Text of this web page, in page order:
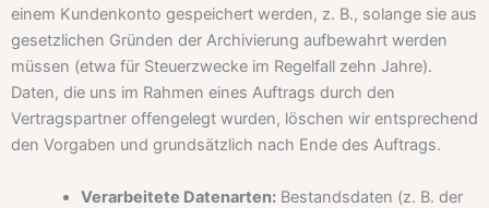
einem Kundenkonto gespeichert werden, z. B., solange sie aus
gesetzlichen Gründen der Archivierung aufbewahrt werden
müssen (etwa für Steuerzwecke im Regelfall zehn Jahre).
Daten, die uns im Rahmen eines Auftrags durch den
Vertragspartner offengelegt wurden, löschen wir entsprechend
den Vorgaben und grundsätzlich nach Ende des Auftrags.
Verarbeitete Datenarten:Bestandsdaten (z. B. der